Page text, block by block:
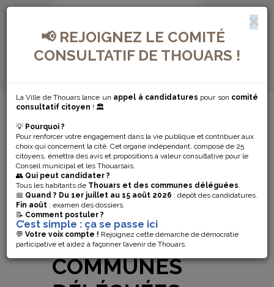
📢 REJOIGNEZ LE COMITÉ
CONSULTATIF DE THOUARS !
La Ville de Thouars lance un appel à candidatures pour son comité
consultatif citoyen ! 🏛️
💡 Pourquoi ?
Pour renforcer votre engagement dans la vie publique et contribuer aux
choix qui concernent la cité. Cet organe indépendant, composé de 25
citoyens, émettra des avis et propositions à valeur consultative pour le
Conseil municipal et les Thouarsais.
👥 Qui peut candidater ?
Tous les habitants de Thouars et des communes déléguées.
📅 Quand ? Du 1er juillet au 15 août 2026 : dépôt des candidatures.
Fin août : examen des dossiers.
📝 Comment postuler ?
C’est simple : ça se passe ici
💬 Votre voix compte ! Rejoignez cette démarche de démocratie
participative et aidez à façonner l’avenir de Thouars.
MENU DE NAVIGATION...
LES FESTIVITÉS
DU 14 JUILLET
2022 À
THOUARS ET
SES
COMMUNES